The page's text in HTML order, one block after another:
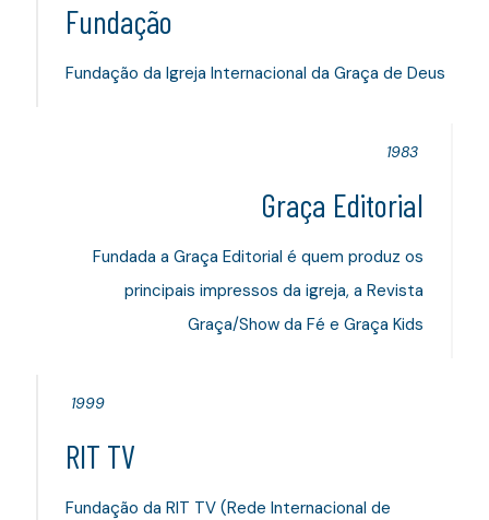
Fundação
Fundação da Igreja Internacional da Graça de Deus
1983
Graça Editorial
Fundada a Graça Editorial é quem produz os
principais impressos da igreja, a Revista
Graça/Show da Fé e Graça Kids
1999
RIT TV
Fundação da RIT TV (Rede Internacional de